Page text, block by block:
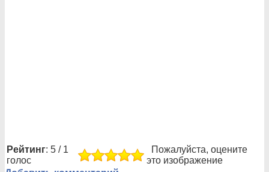
Рейтинг: 5 / 1
голос
Пожалуйста, оцените
это изображение